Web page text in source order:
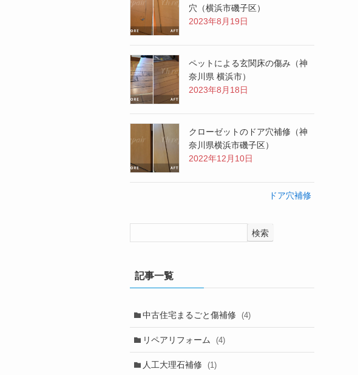
穴（横浜市磯子区）
2023年8月19日
ペットによる玄関床の傷み（神
奈川県 横浜市）
2023年8月18日
クローゼットのドア穴補修（神
奈川県横浜市磯子区）
2022年12月10日
ドア穴補修
検索
記事一覧
中古住宅まるごと傷補修 (4)
リペアリフォーム (4)
人工大理石補修 (1)